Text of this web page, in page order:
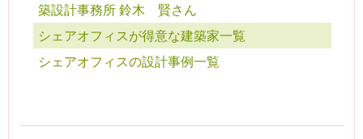
築設計事務所 鈴木 賢さん
シェアオフィスが得意な建築家一覧
シェアオフィスの設計事例一覧